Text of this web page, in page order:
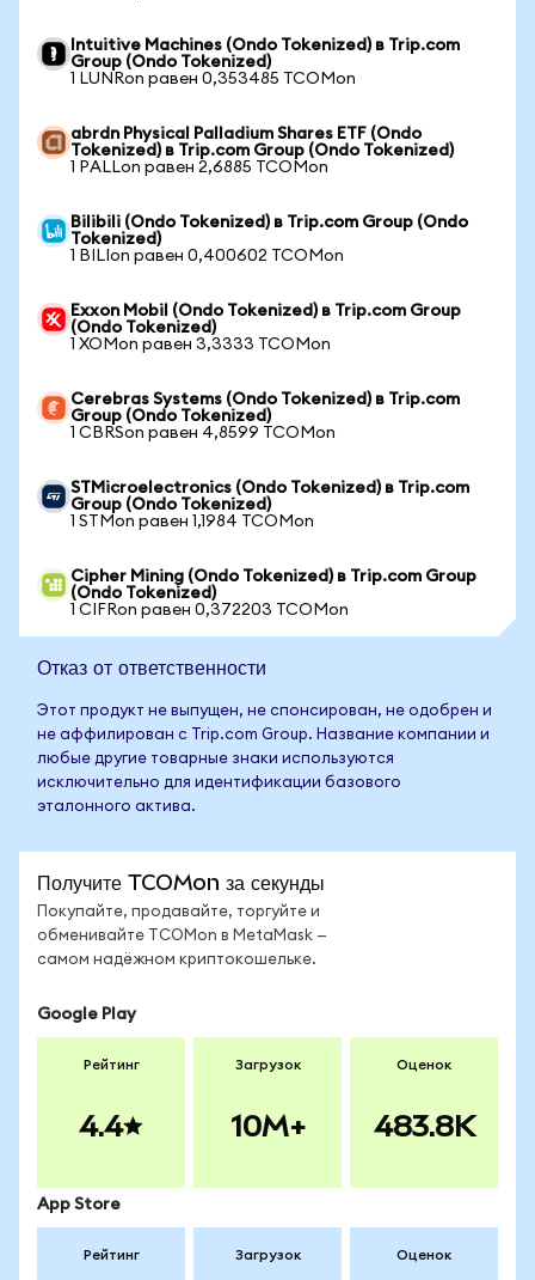
Intuitive Machines (Ondo Tokenized) в Trip.com
Group (Ondo Tokenized)
1 LUNRon равен 0,353485 TCOMon
abrdn Physical Palladium Shares ETF (Ondo
Tokenized) в Trip.com Group (Ondo Tokenized)
1 PALLon равен 2,6885 TCOMon
Bilibili (Ondo Tokenized) в Trip.com Group (Ondo
Tokenized)
1 BILIon равен 0,400602 TCOMon
Exxon Mobil (Ondo Tokenized) в Trip.com Group
(Ondo Tokenized)
1 XOMon равен 3,3333 TCOMon
Cerebras Systems (Ondo Tokenized) в Trip.com
Group (Ondo Tokenized)
1 CBRSon равен 4,8599 TCOMon
STMicroelectronics (Ondo Tokenized) в Trip.com
Group (Ondo Tokenized)
1 STMon равен 1,1984 TCOMon
Cipher Mining (Ondo Tokenized) в Trip.com Group
(Ondo Tokenized)
1 CIFRon равен 0,372203 TCOMon
Отказ от ответственности
Этот продукт не выпущен, не спонсирован, не одобрен и
не аффилирован с Trip.com Group. Название компании и
любые другие товарные знаки используются
исключительно для идентификации базового
эталонного актива.
Получите TCOMon за секунды
Покупайте, продавайте, торгуйте и
обменивайте TCOMon в MetaMask —
самом надёжном криптокошельке.
Google Play
Рейтинг
4.4
Загрузок
10M+
Оценок
483.8K
App Store
Рейтинг Загрузок Оценок